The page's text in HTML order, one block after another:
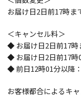
お届け日2日前17時ま
＜キャンセル料＞
◆ お届け日2日前17時
◆ お届け日2日前17時
◆ 前日12時01分以降
お客様都合によるキ